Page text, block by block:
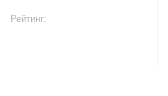
Рейтинг: